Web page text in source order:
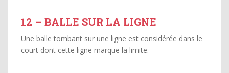
12 – BALLE SUR LA LIGNE
Une balle tombant sur une ligne est considérée dans le
court dont cette ligne marque la limite.